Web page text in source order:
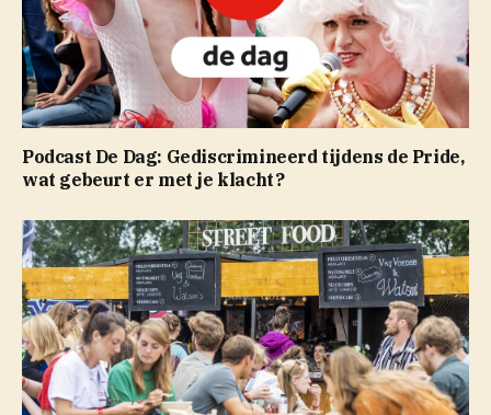
Podcast De Dag: Gediscrimineerd tijdens de Pride,
wat gebeurt er met je klacht?